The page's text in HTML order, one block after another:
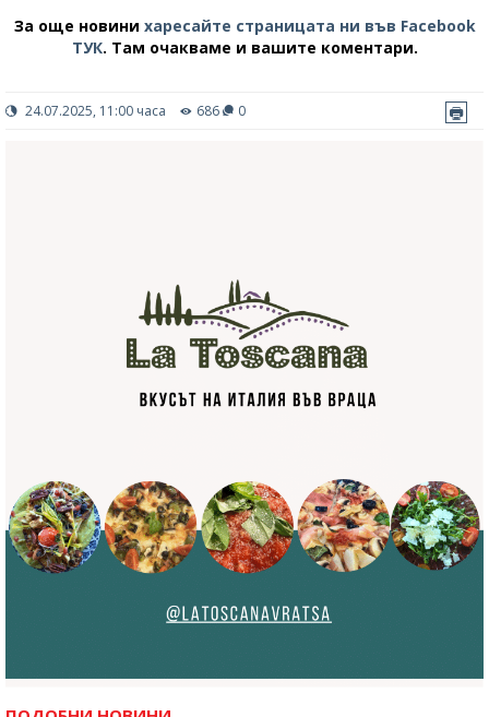
За още новини харесайте страницата ни във Facebook
ТУК. Там очакваме и вашите коментари.
24.07.2025, 11:00 часа 686 0